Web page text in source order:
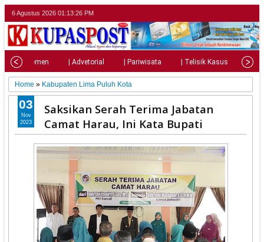
6 Agustus 2026 01:13:27 PM
| Parlemen | Advetorial | Pariwisata | Telisik Kasus |
Home » Kabupaten Lima Puluh Kota
Saksikan Serah Terima Jabatan
Camat Harau, Ini Kata Bupati
03
Nov
2023